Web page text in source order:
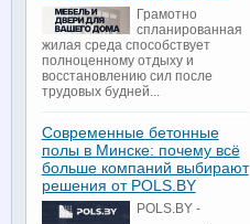
Грамотно
спланированная
жилая среда способствует
полноценному отдыху и
восстановлению сил после
трудовых будней...
Современные бетонные
полы в Минске: почему всё
больше компаний выбирают
решения от POLS.BY
POLS.BY -